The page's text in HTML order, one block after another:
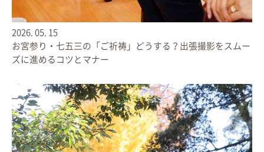
2026. 07.
七五三・お宮参り・成人式の和装での過ごし方｜着崩れを少
2026. 05. 15
お宮参り・七五三の「ご祈祷」どうする？出張撮影をスムー
ズに進めるコツとマナー